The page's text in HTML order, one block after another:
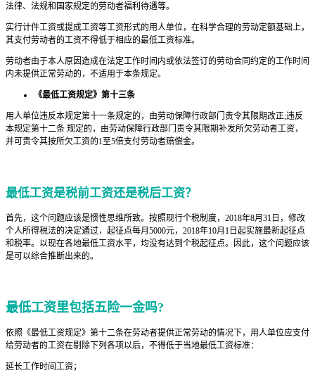
法律、法规和国家规定的劳动者福利待遇等。
实行计件工资或提成工资等工资形式的用人单位，在科学合理的劳动定额基础上，
其支付劳动者的工资不得低于相应的最低工资标准。
劳动者由于本人原因造成在法定工作时间内或依法签订的劳动合同约定的工作时间
内未提供正常劳动的，不适用于本条规定。
《最低工资规定》第十三条
用人单位违反本规定第十一条规定的，由劳动保障行政部门责令其限期改正;违反
本规定第十二条 规定的，由劳动保障行政部门责令其限期补发所欠劳动者工资，
并可责令其按所欠工资的1至5倍支付劳动者赔偿金。
最低工资是税前工资还是税后工资？
首先，这个问题应该是惯性思维所致。按照现行个税制度，2018年8月31日，修改
个人所得税法的决定通过，起征点每月5000元，2018年10月1日起实施最新起征点
和税率。以现在各地最低工资水平，均没有达到个税起征点。因此，这个问题应该
是可以综合推断出来的。
最低工资里包括五险一金吗?
依照《最低工资规定》第十二条在劳动者提供正常劳动的情况下，用人单位应支付
给劳动者的工资在剔除下列各项以后，不得低于当地最低工资标准：
延长工作时间工资；